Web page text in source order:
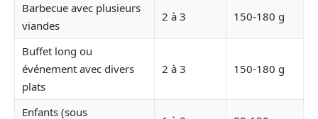
Barbecue avec plusieurs
viandes
2 à 3 150-180 g
Buffet long ou
événement avec divers
plats
2 à 3 150-180 g
Enfants (sous